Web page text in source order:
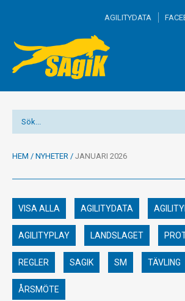
AGILITYDATA
HEM / NYHETER / JANUARI 2026
VISA ALLA AGILITYDATA
AGILITYPLAY LANDSLAGET
REGLER SAGIK SM TÄVLING
ÅRSMÖTE